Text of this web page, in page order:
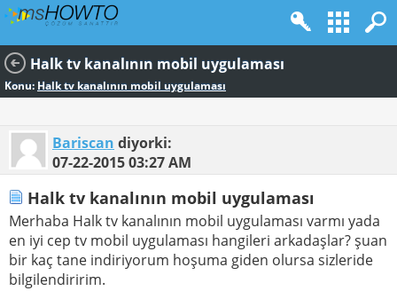
Halk tv kanalının mobil uygulaması
Konu: Halk tv kanalının mobil uygulaması
Bariscan diyorki:
07-22-201503:27 AM
Halk tv kanalının mobil uygulaması
Merhaba Halk tv kanalının mobil uygulaması varmı yada
en iyi cep tv mobil uygulaması hangileri arkadaşlar? şuan
bir kaç tane indiriyorum hoşuma giden olursa sizleride
bilgilendiririm.